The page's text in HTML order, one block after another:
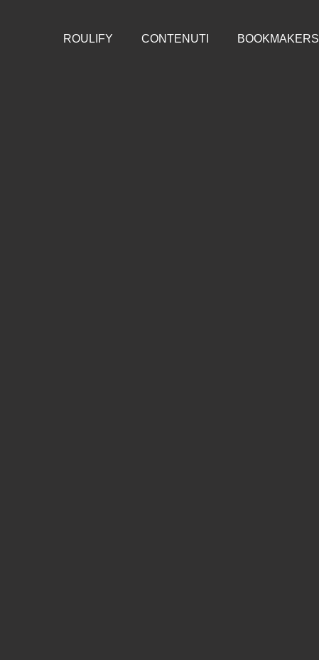
ROULIFY CONTENUTI BOOKMAKERS